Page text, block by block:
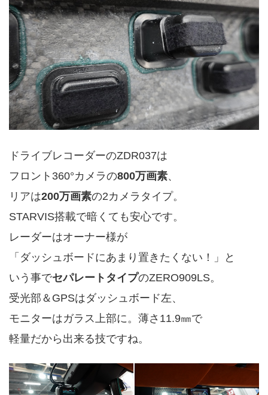
ドライブレコーダーのZDR037は
フロント360°カメラの800万画素、
リアは200万画素の2カメラタイプ。
STARVIS搭載で暗くても安心です。
レーダーはオーナー様が
「ダッシュボードにあまり置きたくない！」と
いう事でセパレートタイプのZERO909LS。
受光部＆GPSはダッシュボード左、
モニターはガラス上部に。薄さ11.9㎜で
軽量だから出来る技ですね。